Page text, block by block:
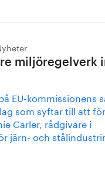
miljöregelverk
EU-kommissionens
som syftar till att
Carler, rådgivare i
järn- och